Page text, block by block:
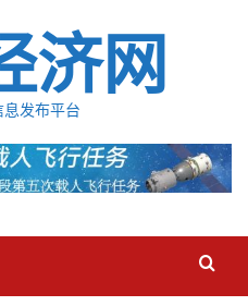
济网
发布平台